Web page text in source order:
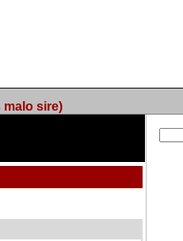
malo sire)